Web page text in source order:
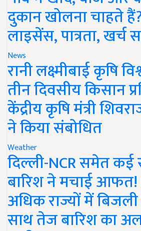
दुकान खोलना चाहते
लाइसेंस, पात्रता,
News
रानी लक्ष्मीबाई कृषि
तीन दिवसीय किसान
केंद्रीय कृषि मंत्री
ने किया संबोधित
Weather
दिल्ली-NCR समेत कई
बारिश ने मचाई आफत!
अधिक राज्यों में
साथ तेज बारिश का